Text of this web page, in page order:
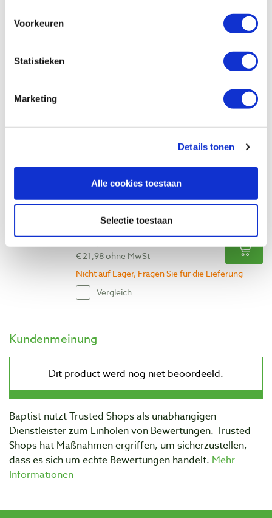
Voorkeuren
Statistieken
Marketing
Details tonen
Alle cookies toestaan
Selectie toestaan
Festool softschuurschijf granat PROfile Ø
125 mm set
Produktnummer: 12059171
€ 26,60 inkl. MwSt
€ 21,98 ohne MwSt
Nicht auf Lager, Fragen Sie für die Lieferung
Vergleich
Kundenmeinung
Baptist nutzt Trusted Shops als unabhängigen
Dienstleister zum Einholen von Bewertungen. Trusted
Shops hat Maßnahmen ergriffen, um sicherzustellen,
dass es sich um echte Bewertungen handelt. Mehr
Informationen